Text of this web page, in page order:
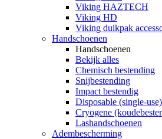
Viking HAZTECH
Viking HD
Viking duikpak
Handschoenen
Handschoenen
Bekijk alles
Chemisch bestending
Snijbestending
Impact bestendig
Disposable (single-use)
Cryogene
Lashandschoenen
Adembescherming